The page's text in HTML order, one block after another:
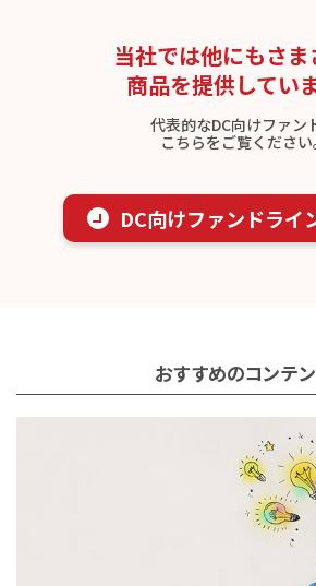
当社では他にもさ
商品を提供していま
代表的なDC向けファン
こちらをご覧ください
DC向けファンドライ
おすすめのコンテ